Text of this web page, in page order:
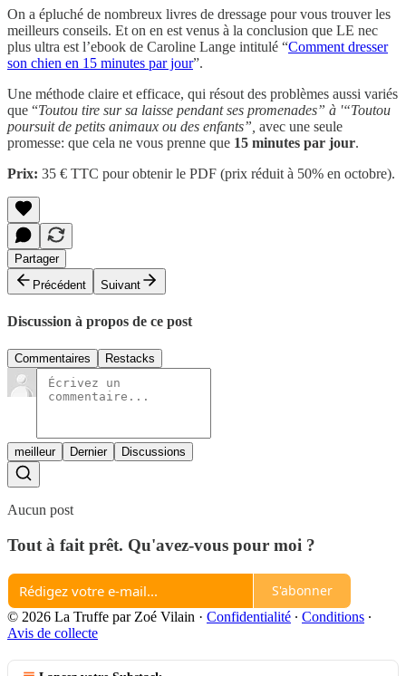
On a épluché de nombreux livres de dressage pour vous trouver les
meilleurs conseils. Et on en est venus à la conclusion que LE nec
plus ultra est l’ebook de Caroline Lange intitulé “Comment dresser
son chien en 15 minutes par jour”.
Une méthode claire et efficace, qui résout des problèmes aussi variés
que “Toutou tire sur sa laisse pendant ses promenades” à '“Toutou
poursuit de petits animaux ou des enfants”, avec une seule
promesse: que cela ne vous prenne que 15 minutes par jour.
Prix: 35 € TTC pour obtenir le PDF (prix réduit à 50% en octobre).
Partager
Précédent
Suivant
Discussion à propos de ce post
Commentaires Restacks
meilleur Dernier Discussions
Aucun post
Tout à fait prêt. Qu'avez-vous pour moi ?
S'abonner
© 2026 La Truffe par Zoé Vilain · Confidentialité ∙ Conditions ∙
Avis de collecte